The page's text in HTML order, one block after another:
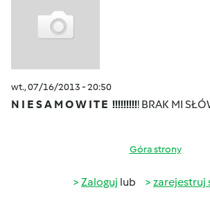
wt., 07/16/2013 - 20:50
N I E S A M O W I T E !!!!!!!!!! BRAK MI
Góra strony
Zaloguj lub zarejestruj